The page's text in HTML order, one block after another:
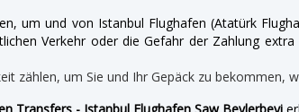
um und von Istanbul Flughafen (Atatürk
Verkehr oder die Gefahr der Zahlung
zählen, um Sie und Ihr Gepäck zu bekommen,
Transfers - Istanbul Flughafen Saw Beylerbeyi